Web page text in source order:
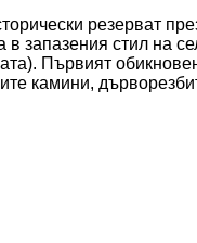
резерват
в запазения стил на
Първият
камини,